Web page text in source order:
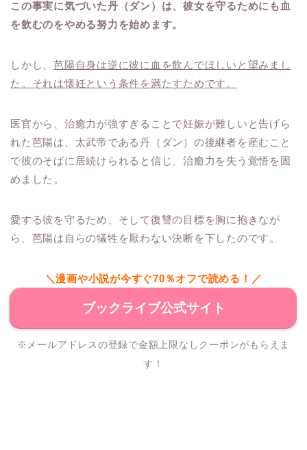
この事実に気づいた丹（ダン）は、彼女を守るためにも血
を飲むのをやめる努力を始めます。
しかし、芭陽自身は逆に彼に血を飲んでほしいと望みまし
た。それは懐妊という条件を満たすためです。
医官から、治癒力が強すぎることで妊娠が難しいと告げら
れた芭陽は、太武帝である丹（ダン）の後継者を産むこと
で彼のそばに居続けられると信じ、治癒力を失う覚悟を固
めました。
愛する彼を守るため、そして復讐の目標を胸に抱きなが
ら、芭陽は自らの犠牲を厭わない決断を下したのです。
＼漫画や小説が今すぐ70％オフで読める！／
ブックライブ公式サイト
※メールアドレスの登録で金額上限なしクーポンがもらえま
す！